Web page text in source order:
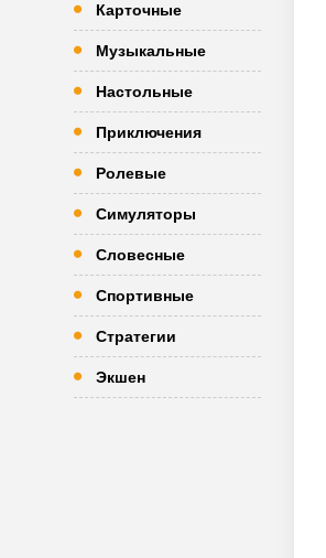
Карточные
Музыкальные
Настольные
Приключения
Ролевые
Симуляторы
Словесные
Спортивные
Стратегии
Экшен